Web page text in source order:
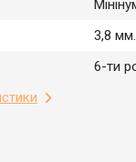
3,8 мм.
6-ти